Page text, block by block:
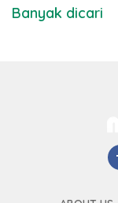
Banyak dicari